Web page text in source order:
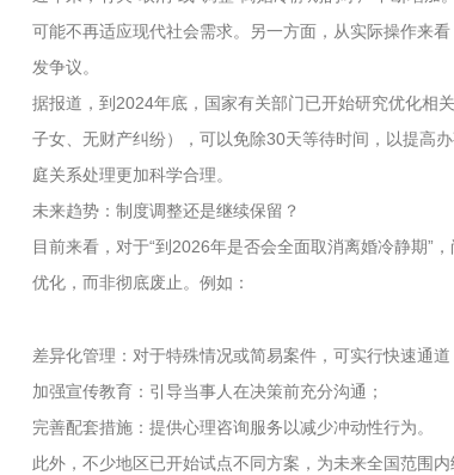
可能不再适应现代社会需求。另一方面，从实际操作来
发争议。
据报道，到2024年底，国家有关部门已开始研究优化相
子女、无财产纠纷），可以免除30天等待时间，以提高
庭关系处理更加科学合理。
未来趋势：制度调整还是继续保留？
目前来看，对于“到2026年是否会全面取消离婚冷静期”
优化，而非彻底废止。例如：
差异化管理：对于特殊情况或简易案件，可实行快速通道
加强宣传教育：引导当事人在决策前充分沟通；
完善配套措施：提供心理咨询服务以减少冲动性行为。
此外，不少地区已开始试点不同方案，为未来全国范围